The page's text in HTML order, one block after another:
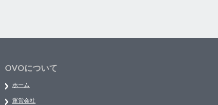
OVOについて
ホーム
運営会社